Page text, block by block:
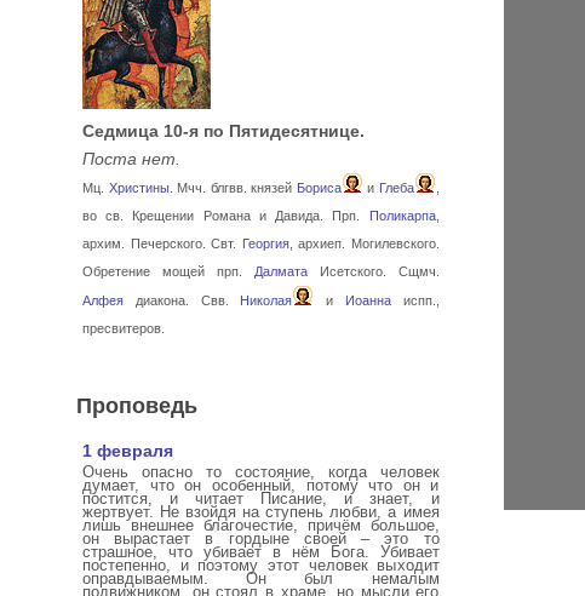
Седмица 10-я по Пятидесятнице.
Поста нет.
Мц. Христины. Мчч. блгвв. князей Бориса и Глеба
во св. Крещении Романа и Давида. Прп.
Поликарпа,
архим. Печерского. Свт.
Георгия, архиеп. Могилевского.
Обретение мощей прп.
ДалматаИсетского. Сщмч.
Алфея диакона. Свв. Николая и Иоаннаиспп.,
пресвитеров.
Проповедь
1 февраля
Очень опасно то состояние, когда человек
думает, что он особенный, потому что он и
постится, и читает Писание, и знает, и
жертвует. Не взойдя на ступень любви, а имея
лишь внешнее благочестие, причём большое,
он вырастает в гордыне своей – это то
страшное, что убивает в нём Бога. Убивает
постепенно, и поэтому этот человек выходит
оправдываемым. Он был немалым
подвижником, он стоял в храме, но мысли его